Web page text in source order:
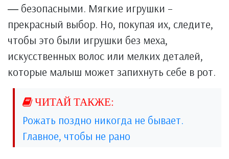
― безопасными. Мягкие игрушки –
прекрасный выбор. Но, покупая их, следите,
чтобы это были игрушки без меха,
искусственных волос или мелких деталей,
которые малыш может запихнуть себе в рот.
Рожать поздно никогда не бывает.
Главное, чтобы не рано